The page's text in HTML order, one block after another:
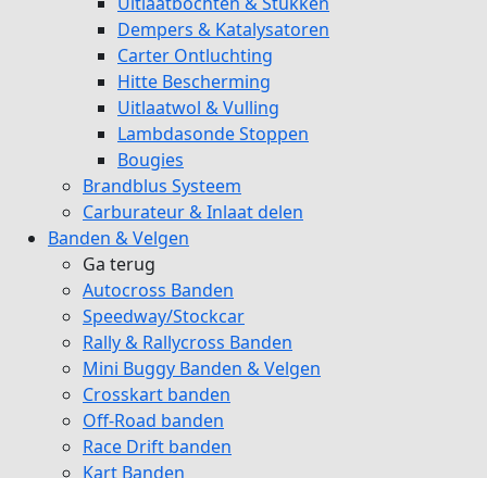
Dempers & Katalysatoren
Carter Ontluchting
Hitte Bescherming
Uitlaatwol & Vulling
Lambdasonde Stoppen
Bougies
Brandblus Systeem
Carburateur & Inlaat delen
Banden & Velgen
Ga terug
Autocross Banden
Speedway/Stockcar
Rally & Rallycross Banden
Mini Buggy Banden & Velgen
Crosskart banden
Off-Road banden
Race Drift banden
Kart Banden